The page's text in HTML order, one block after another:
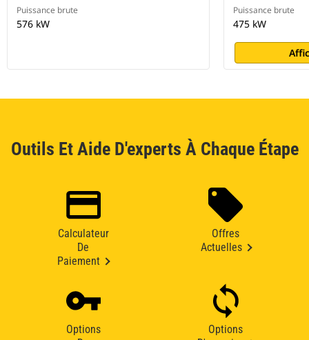
Puissance brute
576 kW
Puissance brute
475 kW
Outils Et Aide D'experts À Chaque Étape
Calculateur
De
Paiement
Offres
Actuelles
Options
Options